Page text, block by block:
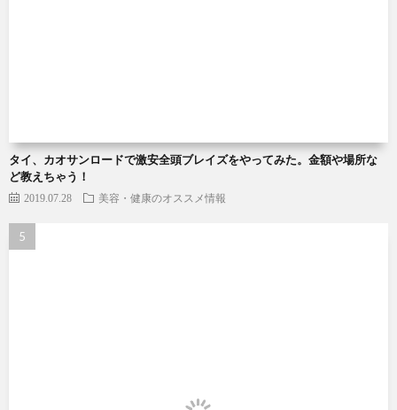
タイ、カオサンロードで激安全頭ブレイズをやってみた。金額や場所な
ど教えちゃう！
2019.07.28 美容・健康のオススメ情報